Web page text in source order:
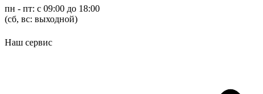
пн - пт: с 09:00 до 18:00
(cб, вс: выходной)
Наш сервис